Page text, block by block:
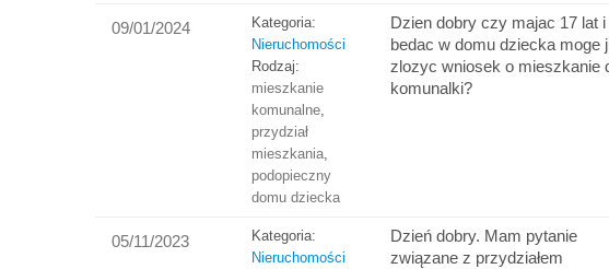
09/01/2024
Kategoria:
Nieruchomości
Rodzaj:
mieszkanie
komunalne,
przydział
mieszkania,
podopieczny
domu dziecka
Dzien dobry czy majac 17 lat i
bedac w domu dziecka moge
zlozyc wniosek o mieszkanie
komunalki?
05/11/2023
Kategoria:
Nieruchomości
Dzień dobry. Mam pytanie
związane z przydziałem